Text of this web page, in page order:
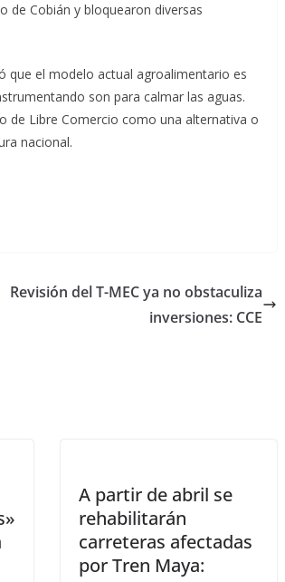
de Cobián y bloquearon diversas
que el modelo actual agroalimentario es
son para calmar las aguas.
de Libre Comercio como una alternativa o
nacional.
Revisión del T-MEC ya no obstaculiza
inversiones: CCE
A partir de abril se
rehabilitarán
carreteras afectadas
por Tren Maya: